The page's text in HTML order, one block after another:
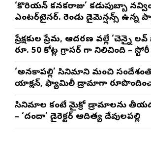
‘కొరియన్ కనకరాజు’ కడుపుబ్బా
ఎంటర్‌టైనర్. రెండు డైమెన్షన్స్ ఉన్న
నటించడం చాలా సంతృప్తినిచ్చింది :
ప్రేక్షకుల ప్రేమ, ఆదరణ వల్లే ‘చెన్నై
రూ. 50 కోట్ల గ్రాసర్ గా నిలిచింది –
ప్రొడ్యూసర్ సాయి రాజేష్
‘అనకాపల్లి’ సినిమాని మంచి
యాక్షన్, ఫ్యామిలీ డ్రామాగా
త్రినాథరావు నక్కిన, కాండ్రేగుల
సినిమాల కంటే మైక్రో డ్రామాలను
– ‘దందా’ డైరెక్ట‌ర్ ఆదిత్య దేవులపల్లి